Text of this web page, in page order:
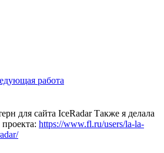
работа
для сайта IceRadar Также я делала
https://www.fl.ru/users/la-la-